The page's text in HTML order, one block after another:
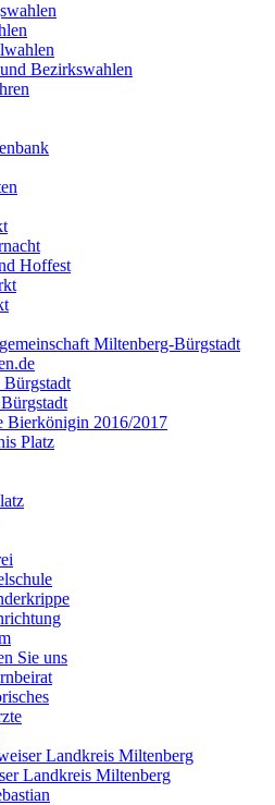
Bezirkswahlen
Hoffest
Miltenberg-Bürgstadt
Bierkönigin 2016/2017
Platz
Sie uns
Landkreis Miltenberg
Landkreis Miltenberg